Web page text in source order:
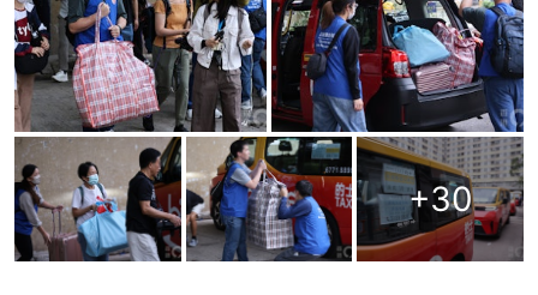
+30